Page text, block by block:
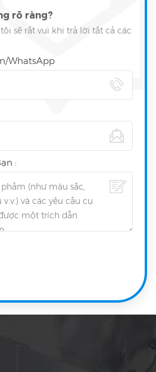
rõ ràng?
sẽ rất vui khi trả lời tất cả các
WhatsApp
: